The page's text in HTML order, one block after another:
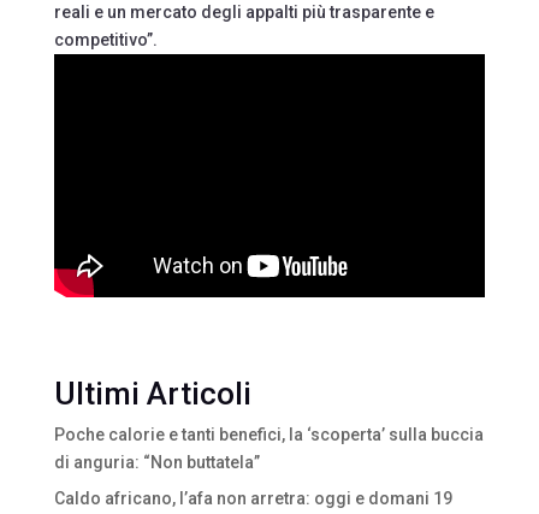
reali e un mercato degli appalti più trasparente e
competitivo”.
Ultimi Articoli
Poche calorie e tanti benefici, la ‘scoperta’ sulla buccia
di anguria: “Non buttatela”
Caldo africano, l’afa non arretra: oggi e domani 19